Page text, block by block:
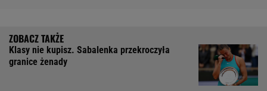
Klasy nie kupisz. Sabalenka przekroczyła
granice żenady